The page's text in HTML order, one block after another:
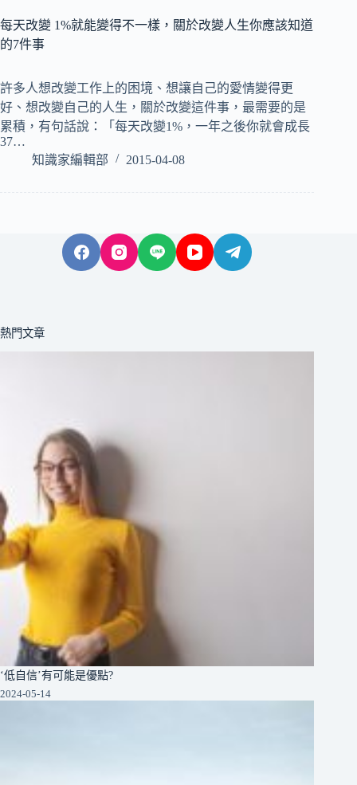
每天改變 1%就能變得不一樣，關於改變人生你應該知道
的7件事
許多人想改變工作上的困境、想讓自己的愛情變得更
好、想改變自己的人生，關於改變這件事，最需要的是
累積，有句話說：「每天改變1%，一年之後你就會成長
37…
知識家編輯部
2015-04-08
熱門文章
‘低自信’有可能是優點?
2024-05-14